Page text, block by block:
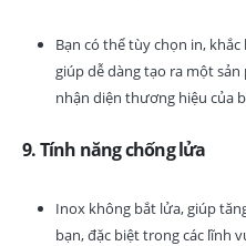
Bạn có thể tùy chọn in,
giúp dễ dàng tạo ra một
nhận diện thương hiệu của
9. Tính năng chống lửa
Inox không bắt lửa, giúp
bạn, đặc biệt trong các lĩnh